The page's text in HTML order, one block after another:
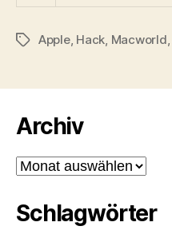
Schlagwörter
Apple, Hack Macworld
Archiv
Archiv
Schlagwörter